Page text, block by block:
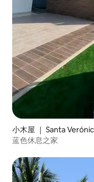
小木屋 ｜ Santa
蓝色休息之家